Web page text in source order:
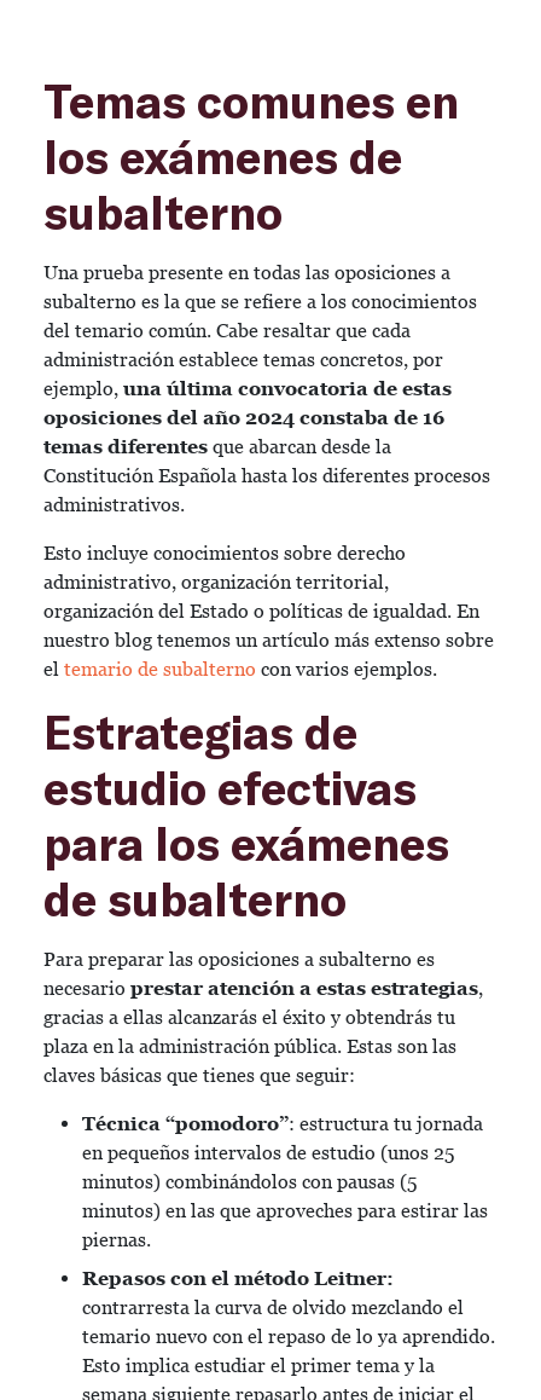
Temas comunes en
los exámenes de
subalterno
Una prueba presente en todas las oposiciones a
subalterno es la que se refiere a los conocimientos
del temario común. Cabe resaltar que cada
administración establece temas concretos, por
ejemplo, una última convocatoria de estas
oposiciones del año 2024 constaba de 16
temas diferentes que abarcan desde la
Constitución Española hasta los diferentes procesos
administrativos.
Esto incluye conocimientos sobre derecho
administrativo, organización territorial,
organización del Estado o políticas de igualdad. En
nuestro blog tenemos un artículo más extenso sobre
el temario de subalterno con varios ejemplos.
Estrategias de
estudio efectivas
para los exámenes
de subalterno
Para preparar las oposiciones a subalterno es
necesario prestar atención a estas estrategias,
gracias a ellas alcanzarás el éxito y obtendrás tu
plaza en la administración pública. Estas son las
claves básicas que tienes que seguir:
Técnica “pomodoro”: estructura tu jornada
en pequeños intervalos de estudio (unos 25
minutos) combinándolos con pausas (5
minutos) en las que aproveches para estirar las
piernas.
Repasos con el método Leitner:
contrarresta la curva de olvido mezclando el
temario nuevo con el repaso de lo ya aprendido.
Esto implica estudiar el primer tema y la
semana siguiente repasarlo antes de iniciar el